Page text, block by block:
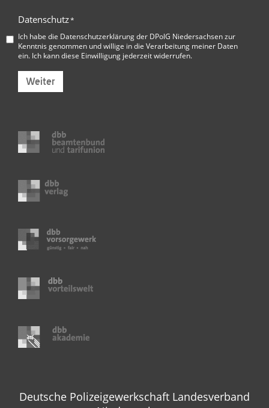
Datenschutz*
Ich habe die Datenschutzerklärung der DPolG Niedersachsenzur
Kenntnis genommen und willige in die Verarbeitung meiner Daten
ein. Ich kann diese Einwilligung jederzeit widerrufen.
Weiter
Deutsche Polizeigewerkschaft Landesverband